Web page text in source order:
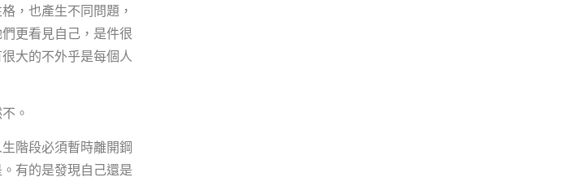
，也產生不同問題，
更看見自己，是件很
大的不外乎是每個人
。
階段必須暫時離開鋼
有的是發現自己還是